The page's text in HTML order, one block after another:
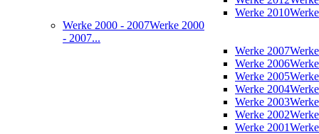
Werke 2010
Werke 2000 - 2007Werke 2000
- 2007...
Werke 2007
Werke 2006
Werke 2005
Werke 2004
Werke 2003
Werke 2002
Werke 2001